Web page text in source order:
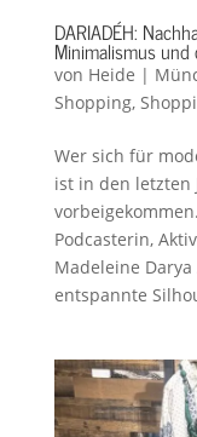
DARIADÉH:
Minimalismus
von Heide |
Shopping,
Wer sich für
ist in den letzten
Podcasterin,
Madeleine
entspannte